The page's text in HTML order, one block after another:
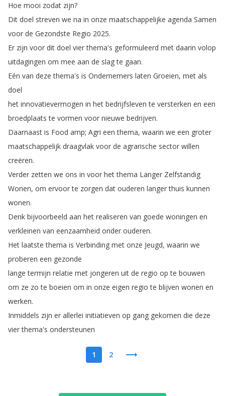
Hoe mooi zodat zijn?
Dit doel streven we na in onze maatschappelijke agenda Samen
voor de Gezondste Regio 2025.
Er zijn voor dit doel vier thema's geformuleerd met daarin volop
uitdagingen om mee aan de slag te gaan.
Eén van deze thema's is Ondernemers laten Groeien, met als
doel
het innovatievermogen in het bedrijfsleven te versterken en een
broedplaats te vormen voor nieuwe bedrijven.
Daarnaast is Food amp; Agri een thema, waarin we een groter
maatschappelijk draagvlak voor de agrarische sector willen
creëren.
Verder zetten we ons in voor het thema Langer Zelfstandig
Wonen, om ervoor te zorgen dat ouderen langer thuis kunnen
wonen.
Denk bijvoorbeeld aan het realiseren van goede woningen en
verkleinen van eenzaamheid onder ouderen.
Het laatste thema is Verbinding met onze Jeugd, waarin we
proberen een gezonde
lange termijn relatie met jongeren uit de regio op te bouwen
om ze zo te boeien om in onze eigen regio te blijven wonen en
werken.
Inmiddels zijn er allerlei initiatieven op gang gekomen die deze
vier thema's ondersteunen
1 2